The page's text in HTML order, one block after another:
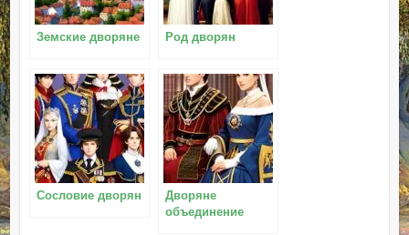
Земские дворяне Род дворян
Сословие дворян
Дворяне
объединение